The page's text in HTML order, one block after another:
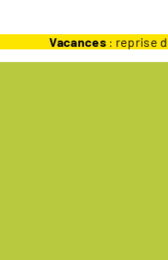
Vacances: reprise